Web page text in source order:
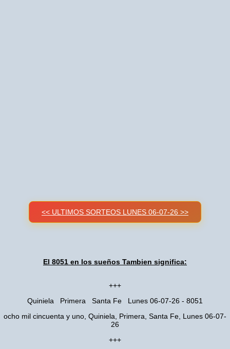
<< ULTIMOS SORTEOS LUNES 06-07-26 >>
El 8051 en los sueños Tambien significa:
+++
Quiniela Primera Santa Fe Lunes 06-07-26 - 8051
ocho mil cincuenta y uno, Quiniela, Primera, Santa Fe, Lunes 06-07-
26
+++